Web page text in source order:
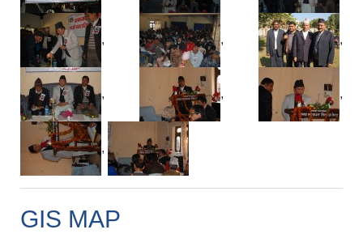
, , ,
, , ,
,
GIS MAP